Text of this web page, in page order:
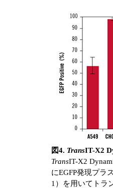
図4. TransIT-X2
TransIT-X2
にEGFP発現プラ
1）を用いてトラ